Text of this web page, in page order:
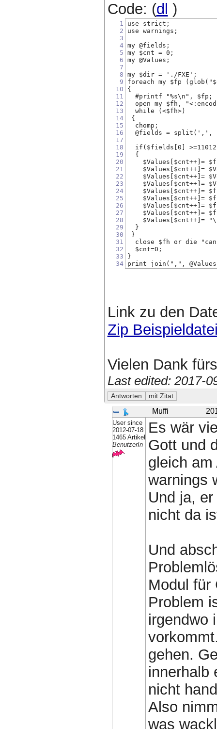
Code: (dl )
1
2
3
4
5
6
7
8
9
10
11
12
13
14
15
16
17
18
19
20
21
22
23
24
25
26
27
28
29
30
31
32
33
34
use strict;
use warnings;
my @fields;
my $cnt = 0;
my @Values;
my $dir = './FXE';
foreach my $fp
{
  #printf "%s\n", $fp;
open my $fh,
  while (<$fh>)
{
  chomp;
@fields = split(',',
if($fields[0]
  {
$Values[$cnt++]=
$Values[$cnt++]=
$Values[$cnt++]=
$Values[$cnt++]=
$Values[$cnt++]=
$Values[$cnt++]=
$Values[$cnt++]=
$Values[$cnt++]=
$Values[$cnt++]=
  }
}
close $fh or die
  $cnt=0;
}
print join(",",
Link zu den
Zip
Vielen Dank
Last edited: 2017-
Muffi
User since
2012-07-18
1465 Artikel
BenutzerIn
Es wär
Gott und
gleich
warnings
Und ja,
nicht da
Und
Modul für
Problem
irgendwo
gehen.
innerhalb
nicht
Also
was